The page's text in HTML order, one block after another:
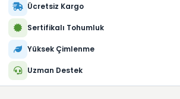
Ücretsiz Kargo
Sertifikalı Tohumluk
Yüksek Çimlenme
Uzman Destek